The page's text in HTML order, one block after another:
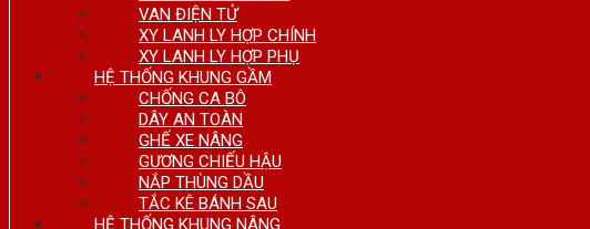
VAN ĐIỆN TỬ
XY LANH LY HỢP CHÍNH
XY LANH LY HỢP PHỤ
HỆ THỐNG KHUNG GẦM
CHỐNG CA BÔ
DÂY AN TOÀN
GHẾ XE NÂNG
GƯƠNG CHIẾU HẬU
NẮP THÙNG DẦU
TẮC KÊ BÁNH SAU
HỆ THỐNG KHUNG NÂNG